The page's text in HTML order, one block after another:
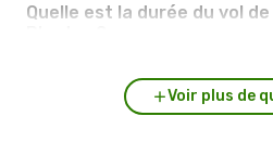
Quelle est la durée du vol
Voir plus de